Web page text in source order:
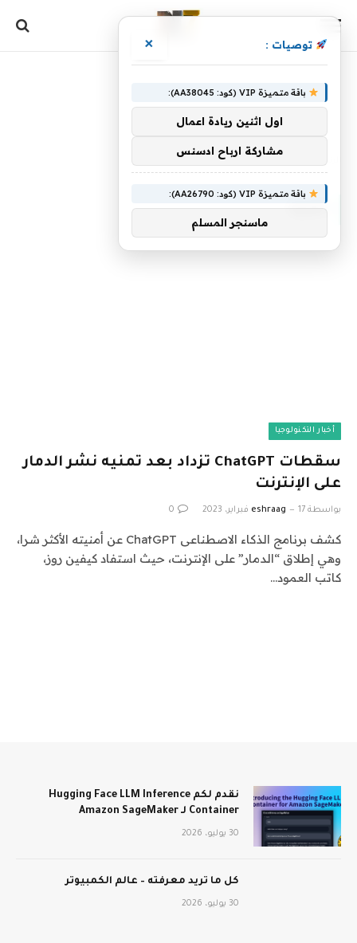
تمنيه
أخبار التكنولوجيا
سقطات ChatGPT تزداد بعد تمنيه نشر الدمار
على الإنترنت
بواسطة eshraag 17 فبراير، 2023 0
كشف برنامج الذكاء الاصطناعى ChatGPT عن أمنيته الأكثر شرا،
وهي إطلاق “الدمار” على الإنترنت، حيث استفاد كيفين روز،
كاتب العمود…
نقدم لكم Hugging Face LLM Inference
Container لـ Amazon SageMaker
30 يوليو، 2026
كل ما تريد معرفته – عالم الكمبيوتر
30 يوليو، 2026
توصيات : ×
باقة متميزة VIP (كود: AA38045):
اول اثنين ريادة اعمال
مشاركة ارباح ادسنس
باقة متميزة VIP (كود: AA26790):
ماسنجر المسلم